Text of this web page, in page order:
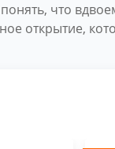
что
открытие,